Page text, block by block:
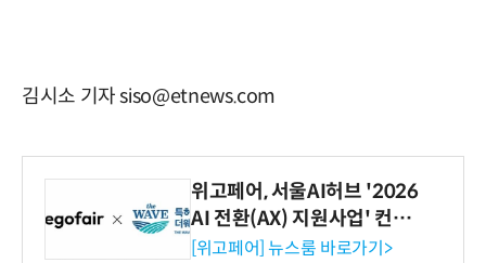
김시소 기자 siso@etnews.com
위고페어, 서울AI허브 '2026
AI 전환(AX) 지원사업' 컨소
시엄 선정
[위고페어] 뉴스룸 바로가기>